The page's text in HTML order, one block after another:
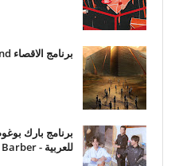
برنامج الاقصاء I-Land حلقة 1 مترجمة للعربية
للعربية - The Village Barber